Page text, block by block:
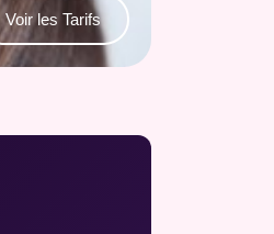
Voir les Tarifs